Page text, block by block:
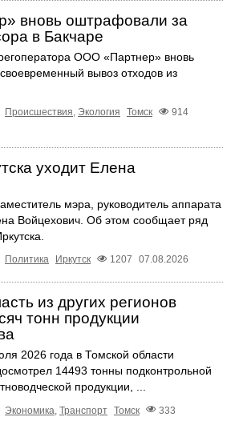
вновь оштрафовали за
в Бакчаре
ООО «Партнер» вновь
вывоз отходов из
Происшествия, Экология Томск
914
уходит Елена
мэра, руководитель аппарата
Войцехович. Об этом сообщает ряд
Политика Иркутск 1207 07.08.2026
из других регионов
тонн продукции
2026 года в Томской области
14493 тонны подконтрольной
продукции, ...
Экономика Транспорт Томск
333